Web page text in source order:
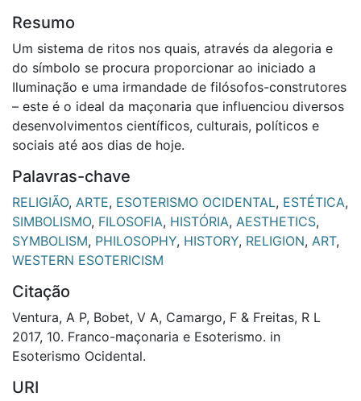
Resumo
Um sistema de ritos nos quais, através da alegoria e
do símbolo se procura proporcionar ao iniciado a
Iluminação e uma irmandade de filósofos-construtores
– este é o ideal da maçonaria que influenciou diversos
desenvolvimentos científicos, culturais, políticos e
sociais até aos dias de hoje.
Palavras-chave
RELIGIÃO, ARTE, ESOTERISMO OCIDENTAL, ESTÉTICA,
SIMBOLISMO, FILOSOFIA, HISTÓRIA, AESTHETICS,
SYMBOLISM, PHILOSOPHY, HISTORY, RELIGION, ART,
WESTERN ESOTERICISM
Citação
Ventura, A P, Bobet, V A, Camargo, F & Freitas, R L
2017, 10. Franco-maçonaria e Esoterismo. in
Esoterismo Ocidental.
URI